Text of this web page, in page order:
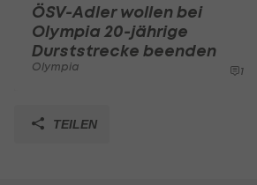
ÖSV-Adler wollen bei
Olympia 20-jährige
Durststrecke beenden
Olympia 1
TEILEN